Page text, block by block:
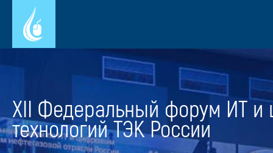
Перейти
к
основному
содержанию
XII Федеральный форум ИТ и
технологий ТЭК России